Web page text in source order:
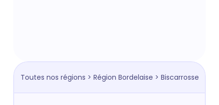
Toutes nos régions > Région Bordelaise > Biscarrosse